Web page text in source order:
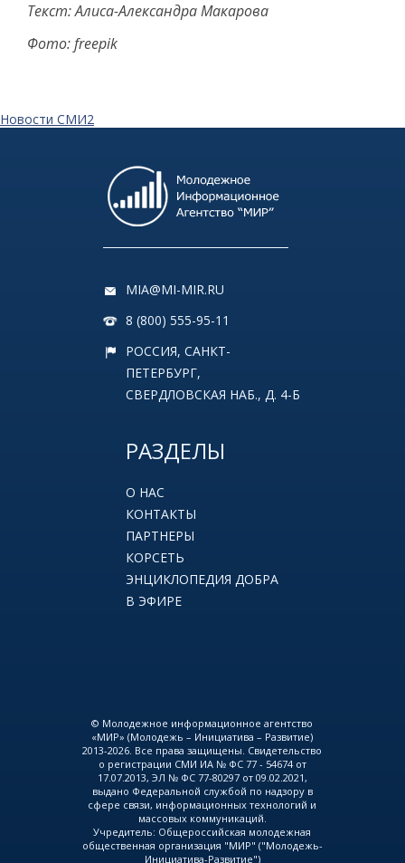
Текст: Алиса-Александра Макарова
Фото: freepik
Новости СМИ2
MIA@MI-MIR.RU
8 (800) 555-95-11
РОССИЯ, САНКТ-
ПЕТЕРБУРГ,
СВЕРДЛОВСКАЯ НАБ., Д. 4-Б
РАЗДЕЛЫ
О НАС
КОНТАКТЫ
ПАРТНЕРЫ
КОРСЕТЬ
ЭНЦИКЛОПЕДИЯ ДОБРА
В ЭФИРЕ
© Молодежное информационное агентство
«МИР» (Молодежь – Инициатива – Развитие)
2013-2026. Все права защищены. Свидетельство
о регистрации СМИ ИА № ФС 77 - 54674 от
17.07.2013, ЭЛ № ФС 77-80297 от 09.02.2021,
выдано Федеральной службой по надзору в
сфере связи, информационных технологий и
массовых коммуникаций.
Учредитель: Общероссийская молодежная
общественная организация "МИР" ("Молодежь-
Инициатива-Развитие")